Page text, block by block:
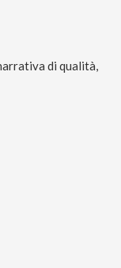
di qualità,